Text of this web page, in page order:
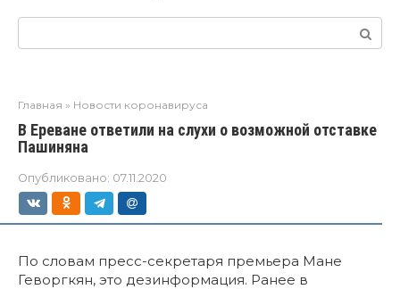
Главная » Новости коронавируса
В Ереване ответили на слухи о возможной отставке
Пашиняна
Опубликовано: 07.11.2020
По словам пресс-секретаря премьера Мане
Геворгкян, это дезинформация. Ранее в